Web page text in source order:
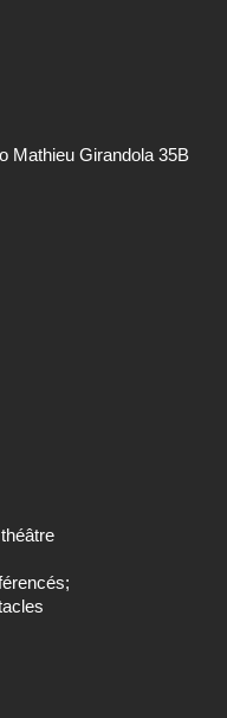
Mathieu Girandola 35B